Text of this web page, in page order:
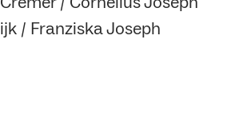
/ Franziska Joseph